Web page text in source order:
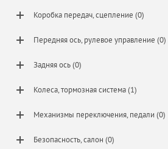
Коробка передач, сцепление (0)
Передняя ось, рулевое управление (0)
Задняя ось (0)
Колеса, тормозная система (1)
Механизмы переключения, педали (0)
Безопасность, салон (0)